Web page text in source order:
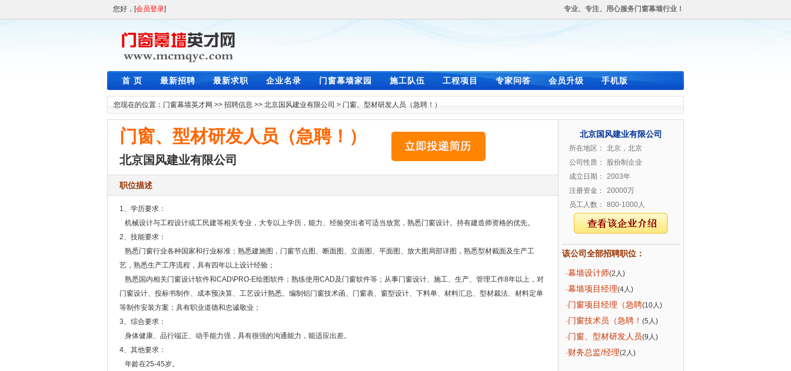
您好，[会员登录] 专业、专注、用心服务门窗幕墙行业！
首 页 最新招聘 最新求职 企业名录 门窗幕墙家园 施工队伍 工程项目 专家问答 会员升级 手机版
您现在的位置： 门窗幕墙英才网 >> 招聘信息 >> 北京国风建业有限公司 > 门窗、型材研发人员（急聘！）
门窗、型材研发人员（急聘！）
北京国风建业有限公司
职位描述
1、学历要求：
机械设计与工程设计或工民建等相关专业，大专以上学历，能力、经验突出者可适当放宽，熟悉门窗设计。持有建造师资格的优先。
2、技能要求：
熟悉门窗行业各种国家和行业标准；熟悉建施图，门窗节点图、断面图、立面图、平面图、放大图局部详图，熟悉型材截面及生产工
艺，熟悉生产工序流程，具有四年以上设计经验；
熟悉国内相关门窗设计软件和CAD\PRO-E绘图软件；熟练使用CAD及门窗软件等；从事门窗设计、施工、生产、管理工作8年以上，对
门窗设计、投标书制作、成本预决算、工艺设计熟悉。编制铝门窗技术函、门窗表、窗型设计、下料单、材料汇总、型材裁法、材料定单
等制作安装方案；具有职业道德和忠诚敬业；
3、综合要求：
身体健康、品行端正、动手能力强，具有很强的沟通能力，能适应出差。
4、其他要求：
年龄在25-45岁。
北京国风建业有限公司
所在地区：
北京，北京
公司性质：
股份制企业
成立日期：
2003年
注册资金：
20000万
员工人数：
800-1000人
该公司全部招聘职位：
·幕墙设计师(2人)
·幕墙项目经理(4人)
·门窗项目经理（急聘(10人)
·门窗技术员（急聘！ (5人)
·门窗、型材研发人员(9人)
·财务总监/经理(2人)